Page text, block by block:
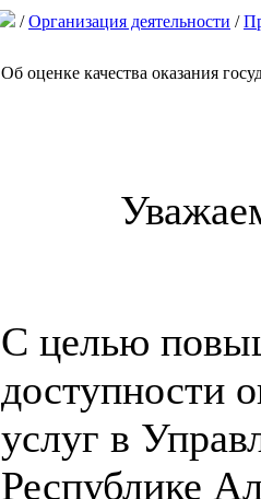
/Организация деятельности /
Об оценке качества оказания
С целью
доступности
услуг в
Республике